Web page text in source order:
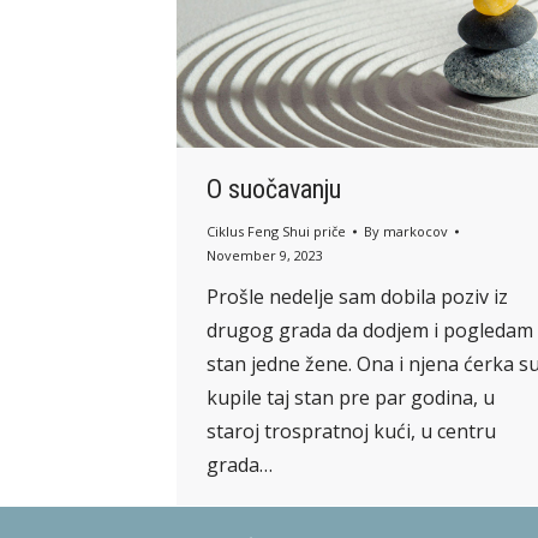
O suočavanju
Ciklus Feng Shui priče By markocov
November 9, 2023
Prošle nedelje sam dobila poziv iz
drugog grada da dodjem i pogledam
stan jedne žene. Ona i njena ćerka
kupile taj stan pre par godina, u
staroj trospratnoj kući, u centru
grada…